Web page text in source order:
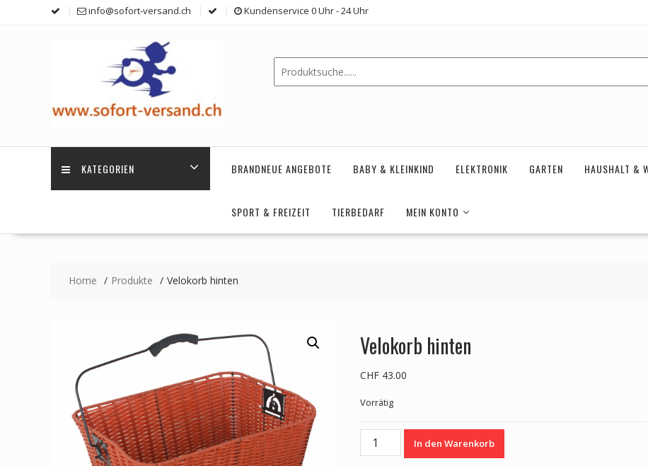
info@sofort-versand.ch Kundenservice 0 Uhr - 24 Uhr
KATEGORIEN BRANDNEUE ANGEBOTE BABY & KLEINKIND ELEKTRONIK GARTEN HAUSHALT &
SPORT & FREIZEIT TIERBEDARF MEIN KONTO
Home Produkte Velokorb hinten
Velokorb hinten
CHF43.00
Vorrätig
Velokorb
In den Warenkorb